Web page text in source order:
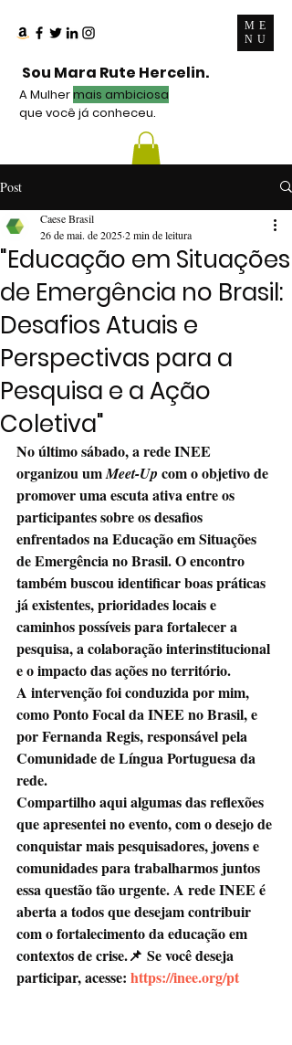
ME
NU
Sou Mara Rute Hercelin.
A Mulhermais ambiciosa
que você já conheceu.
Post
"Educação em Situações
de Emergência no Brasil:
Desafios Atuais e
Perspectivas para a
Pesquisa e a Ação
Coletiva"
Caese Brasil
26 de mai. de 20252 min de leitura
No último sábado, a rede INEE
organizou um Meet-Up com o objetivo de
promover uma escuta ativa entre os
participantes sobre os desafios
enfrentados na Educação em Situações
de Emergência no Brasil. O encontro
também buscou identificar boas práticas
já existentes, prioridades locais e
caminhos possíveis para fortalecer a
pesquisa, a colaboração interinstitucional
e o impacto das ações no território.
A intervenção foi conduzida por mim,
como Ponto Focal da INEE no Brasil, e
por Fernanda Regis, responsável pela
Comunidade de Língua Portuguesa da
rede.
Compartilho aqui algumas das reflexões
que apresentei no evento, com o desejo de
conquistar mais pesquisadores, jovens e
comunidades para trabalharmos juntos
essa questão tão urgente. A rede INEE é
aberta a todos que desejam contribuir
com o fortalecimento da educação em
contextos de crise.📌 Se você deseja
participar, acesse: https://inee.org/pt